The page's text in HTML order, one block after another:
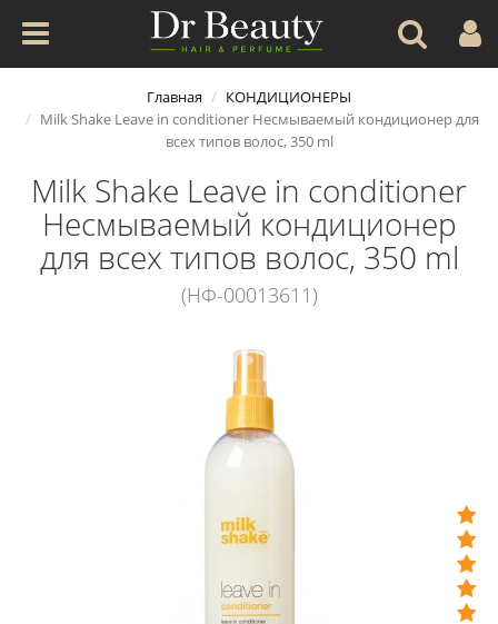
Главная
КОНДИЦИОНЕРЫ
Milk Shake Leave in conditioner Несмываемый кондиционер для
всех типов волос, 350 ml
Milk Shake Leave in conditioner
Несмываемый кондиционер
для всех типов волос, 350 ml
(НФ-00013611)